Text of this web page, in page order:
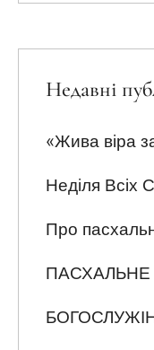
Недавні
«Жива віра
Неділя Всіх
Про